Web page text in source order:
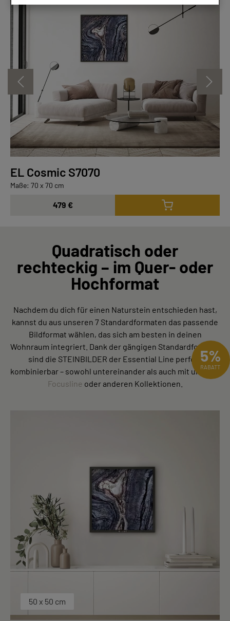
EL Cosmic S7070
Maße: 70 x 70 cm
479 €
Quadratisch oder
rechteckig – im Quer- oder
Hochformat
Nachdem du dich für einen Naturstein entschieden hast,
kannst du aus unseren 7 Standardformaten das passende
Bildformat wählen, das sich am besten in deinen
Wohnraum integriert. Dank der gängigen Standardformate
sind die STEINBILDER der Essential Line perfekt
kombinierbar – sowohl untereinander als auch mit unserer
Focusline oder anderen Kollektionen.
50 x 50 cm
5%
RABATT